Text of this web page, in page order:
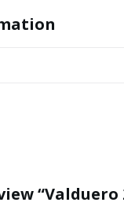
“Valduero